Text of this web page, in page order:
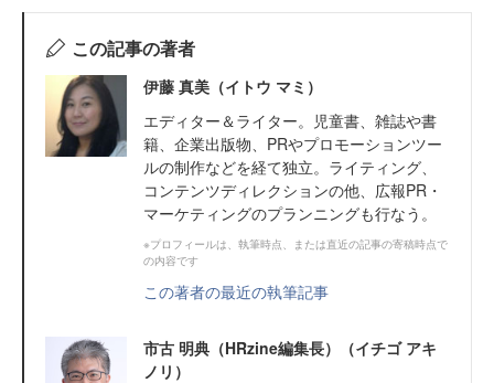
この記事の著者
伊藤 真美（イトウ マミ）
エディター＆ライター。児童書、雑誌や書
籍、企業出版物、PRやプロモーションツー
ルの制作などを経て独立。ライティング、
コンテンツディレクションの他、広報PR・
マーケティングのプランニングも行なう。
※プロフィールは、執筆時点、または直近の記事の寄稿時点で
の内容です
この著者の最近の執筆記事
市古 明典（HRzine編集長）（イチゴ アキ
ノリ）